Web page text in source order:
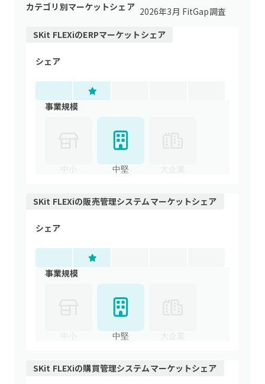
カテゴリ別マーケットシェア 2026年3月 FitGap調査
SKit FLEXiのERPマーケットシェア
シェア
事業規模
中堅 大企業
SKit FLEXiの販売管理システムマーケットシェア
シェア
事業規模
中堅 大企業
SKit FLEXiの購買管理システムマーケットシェア